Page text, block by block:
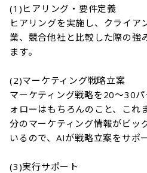
(1)ヒアリング・要件定義
ヒアリングを実施し、クライア
業、競合他社と比較した際の強
ます。
(2)マーケティング戦略立案
マーケティング戦略を20～30
ォローはもちろんのこと、こ
分のマーケティング情報がビッ
いるので、AIが戦略立案をサポ
(3)実行サポート